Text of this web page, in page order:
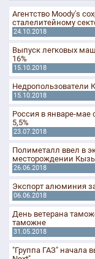
Агентство Moody's
сталелитейному
24.10.2018
Выпуск легковых
16%
15.10.2018
Недропользователи
15.10.2018
Россия в январе-мае
5,5%
23.07.2018
Полиметалл ввел в
месторождении
26.06.2018
Экспорт алюминия
06.06.2018
День ветерана
таможне
31.05.2018
"Группа ГАЗ" начала